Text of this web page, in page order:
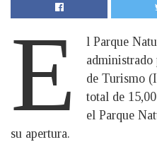
E
l Parque
de Turismo
total de
el Parque
su apertura.